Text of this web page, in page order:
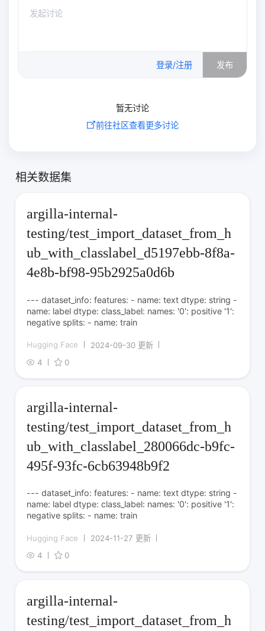
登录/注册 发布
暂无讨论
前往社区查看更多讨论
相关数据集
argilla-internal-
testing/test_import_dataset_from_h
ub_with_classlabel_d5197ebb-8f8a-
4e8b-bf98-95b2925a0d6b
--- dataset_info: features: - name: text dtype: string -
name: label dtype: class_label: names: '0': positive '1':
negative splits: - name: train
Hugging Face
2024-09-30 更新
4
0
argilla-internal-
testing/test_import_dataset_from_h
ub_with_classlabel_280066dc-b9fc-
495f-93fc-6cb63948b9f2
--- dataset_info: features: - name: text dtype: string -
name: label dtype: class_label: names: '0': positive '1':
negative splits: - name: train
Hugging Face
2024-11-27 更新
4
0
argilla-internal-
testing/test_import_dataset_from_h